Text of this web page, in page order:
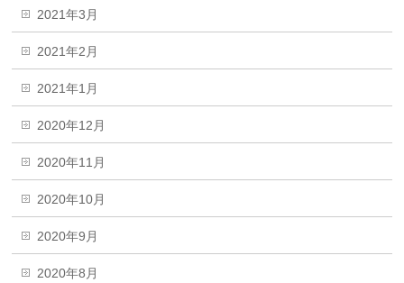
2021年3月
2021年2月
2021年1月
2020年12月
2020年11月
2020年10月
2020年9月
2020年8月